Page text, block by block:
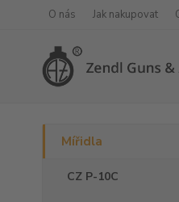
O nás Jak nakupovat
Mířidla
CZ P-10C